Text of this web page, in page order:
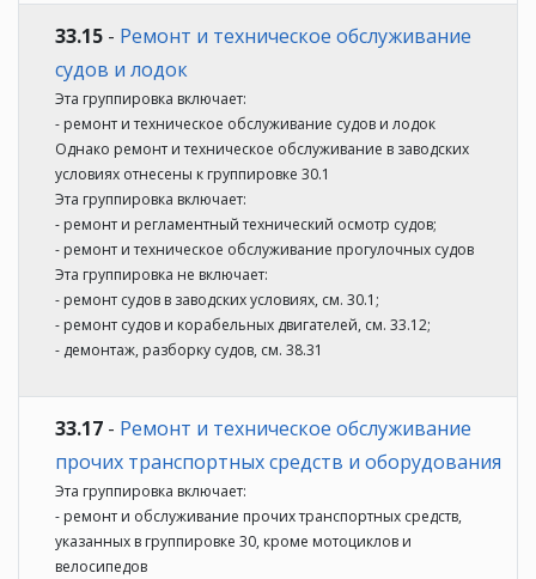
33.15 - Ремонт и техническое обслуживание
судов и лодок
Эта группировка включает:
- ремонт и техническое обслуживание судов и лодок
Однако ремонт и техническое обслуживание в заводских
условиях отнесены к группировке 30.1
Эта группировка включает:
- ремонт и регламентный технический осмотр судов;
- ремонт и техническое обслуживание прогулочных судов
Эта группировка не включает:
- ремонт судов в заводских условиях, см. 30.1;
- ремонт судов и корабельных двигателей, см. 33.12;
- демонтаж, разборку судов, см. 38.31
33.17 - Ремонт и техническое обслуживание
прочих транспортных средств и оборудования
Эта группировка включает:
- ремонт и обслуживание прочих транспортных средств,
указанных в группировке 30, кроме мотоциклов и
велосипедов